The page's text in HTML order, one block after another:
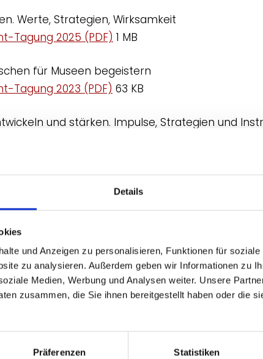
Details
und Anzeigen zu personalisieren, Funktionen für
zu analysieren. Außerdem geben wir Informationen zu
Medien, Werbung und Analysen weiter. Unsere
zusammen, die Sie ihnen bereitgestellt haben oder die
Präferenzen Statistiken
Werte, Strategien, Wirksamkeit
Tagung 2025 (PDF) 1 MB
für Museen begeistern
Tagung 2023 (PDF) 63 KB
und stärken. Impulse, Strategien und
2020 (PDF)
und Perspektiven des
2018 (PDF)
805 KB
und knappen Kassen. Perspektiven der
2016 (PDF)
Fördervereine und Freundeskreise von
Tagung 2014 (PDF)1,79 MB
mit Behinderungen als Museumsmitarbeiter
2013 (PDF)